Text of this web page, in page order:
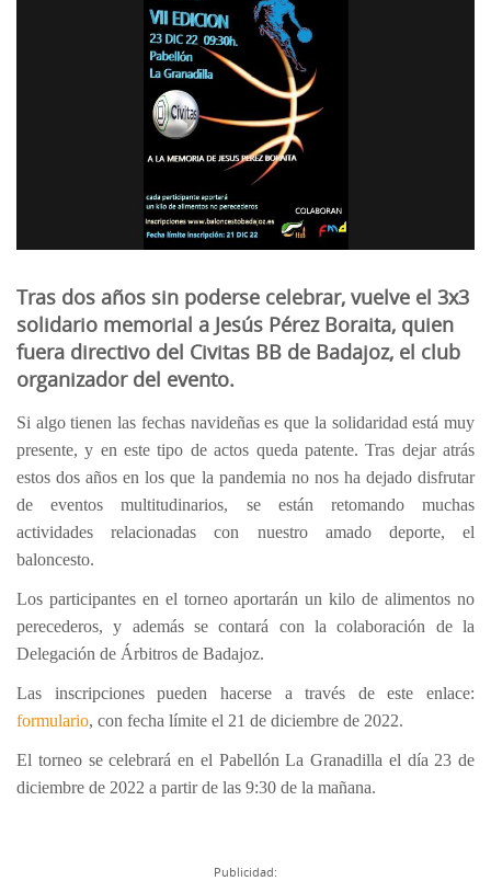
Tras dos años sin poderse celebrar, vuelve el 3x3
solidario memorial a Jesús Pérez Boraita, quien
fuera directivo del Civitas BB de Badajoz, el club
organizador del evento.
Si algo tienen las fechas navideñas es que la solidaridad está muy
presente, y en este tipo de actos queda patente. Tras dejar atrás
estos dos años en los que la pandemia no nos ha dejado disfrutar
de eventos multitudinarios, se están retomando muchas
actividades relacionadas con nuestro amado deporte, el
baloncesto.
Los participantes en el torneo aportarán un kilo de alimentos no
perecederos, y además se contará con la colaboración de la
Delegación de Árbitros de Badajoz.
Las inscripciones pueden hacerse a través de este enlace:
formulario, con fecha límite el 21 de diciembre de 2022.
El torneo se celebrará en el Pabellón La Granadilla el día 23 de
diciembre de 2022 a partir de las 9:30 de la mañana.
Publicidad: